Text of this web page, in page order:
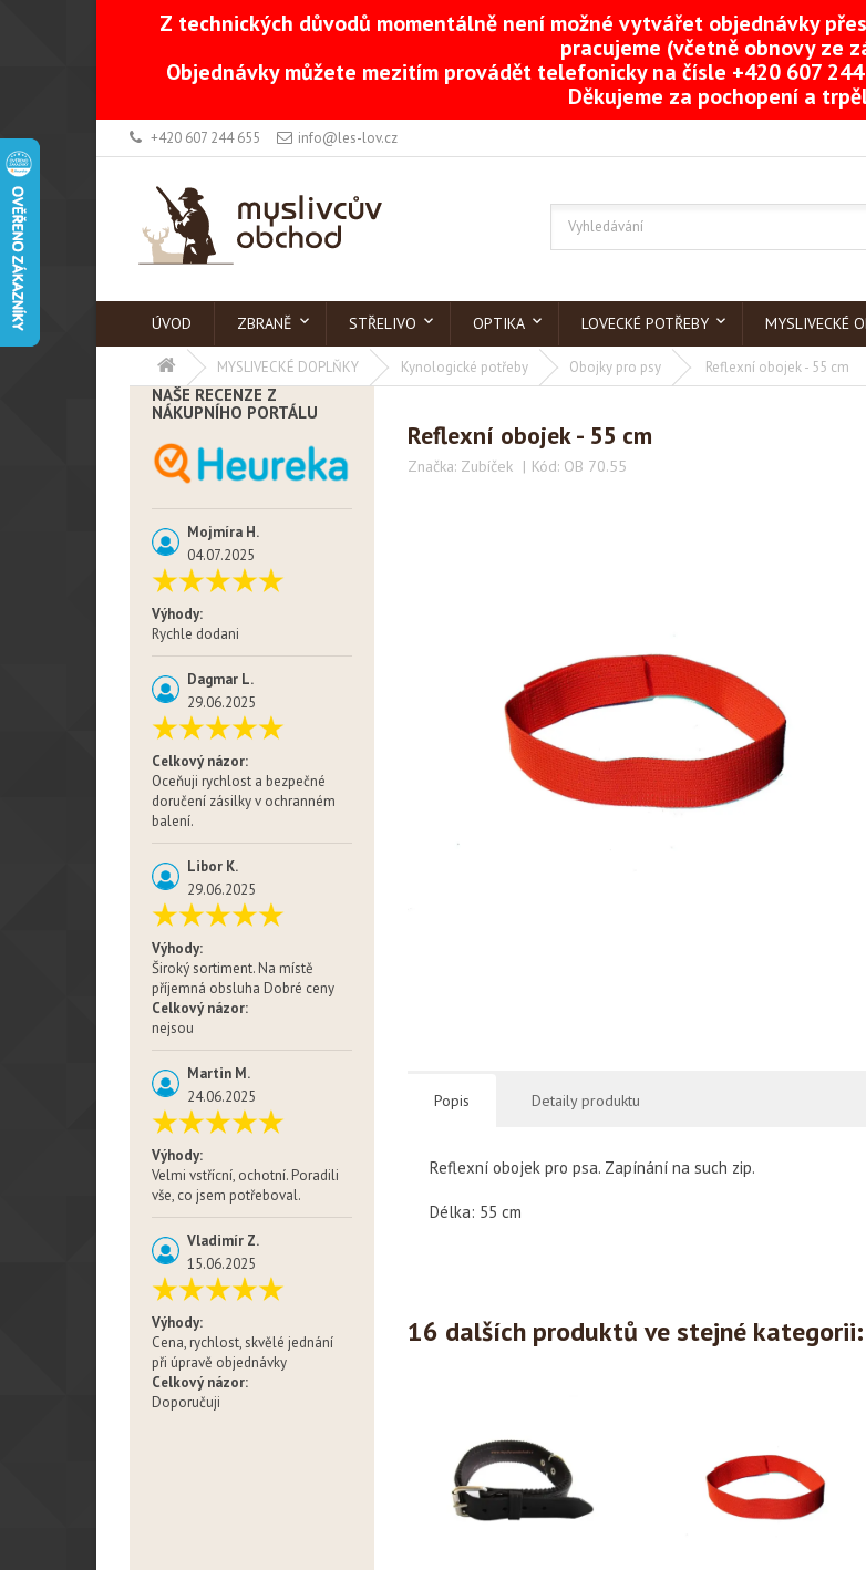
Z technických důvodů momentálně není možné vytvářet objednávky
pracujeme (včetně obnovy ze
Objednávky můžete mezitím provádět telefonicky na čísle +420 607
Děkujeme za pochopení a
+420 607 244 655 info@les-lov.cz
ÚVOD ZBRANĚ STŘELIVO OPTIKA LOVECKÉ POTŘEBY MYSLIVECKÉ
MYSLIVECKÉ DOPLŇKY Kynologické potřeby Obojky pro psy Reflexní obojek - 55 cm
NAŠE RECENZE Z
NÁKUPNÍHO PORTÁLU
Mojmíra H.
04.07.2025
Výhody:
Rychle dodani
Dagmar L.
29.06.2025
Celkový názor:
Oceňuji rychlost a bezpečné
doručení zásilky v ochranném
balení.
Libor K.
29.06.2025
Výhody:
Široký sortiment. Na místě
příjemná obsluha Dobré ceny
Celkový názor:
nejsou
Martin M.
24.06.2025
Výhody:
Velmi vstřícní, ochotní. Poradili
vše, co jsem potřeboval.
Vladimír Z.
15.06.2025
Výhody:
Cena, rychlost, skvělé jednání
při úpravě objednávky
Celkový názor:
Doporučuji
Reflexní obojek - 55 cm
Značka: Zubíček Kód: OB 70.55
Popis Detaily produktu
Reflexní obojek pro psa. Zapínání na such zip.
Délka: 55 cm
16 dalších produktů ve stejné kategorii: